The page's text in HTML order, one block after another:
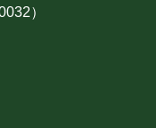
）